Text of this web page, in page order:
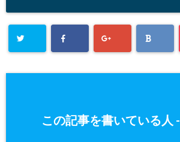
この記事を書いている人 -